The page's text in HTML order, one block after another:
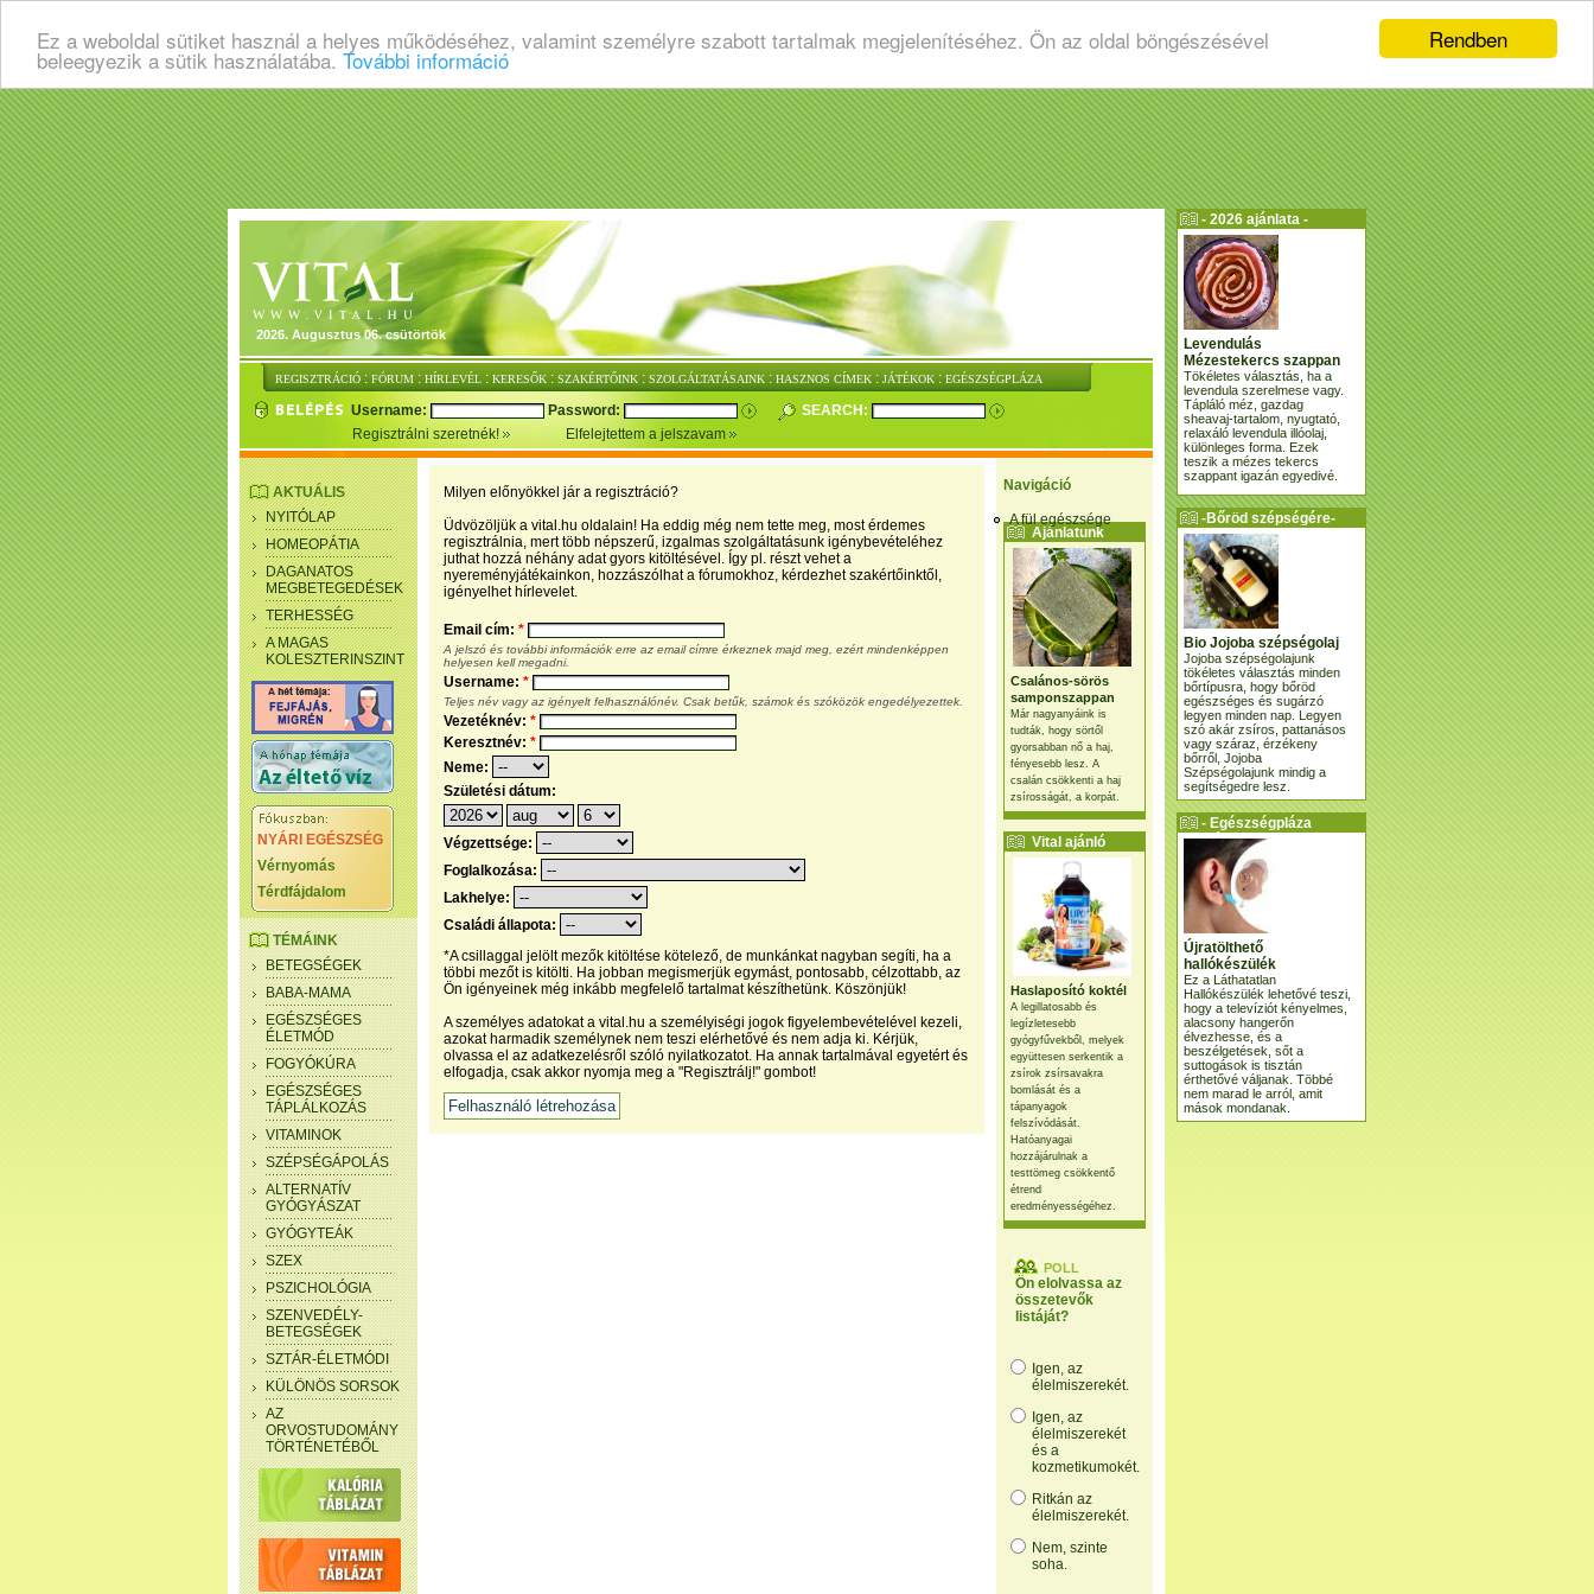
Rendben
Ez a weboldal sütiket használ a helyes működéséhez, valamint személyre szabott tartalmak megjelenítéséhez. Ön az oldal böngészésével
beleegyezik a sütik használatába. További információ
2026. Augusztus 06. csütörtök
REGISZTRÁCIÓ : FÓRUM : HÍRLEVÉL : KERESŐK : SZAKÉRTŐINK : SZOLGÁLTATÁSAINK : HASZNOS CÍMEK : JÁTÉKOK : EGÉSZSÉGPLÁZA
Username: Password:
SEARCH:
Regisztrálni szeretnék!
Elfelejtettem a jelszavam
Navigáció
A fül egészsége
Ajánlatunk
Csalános-sörös
samponszappan
Már nagyanyáink is
tudták, hogy sörtől
gyorsabban nő a haj,
fényesebb lesz. A
csalán csökkenti a haj
zsírosságát, a korpát.
Vital ajánló
Haslaposító koktél
A legillatosabb és
legízletesebb
gyógyfűvekből, melyek
együttesen serkentik a
zsírok zsírsavakra
bomlását és a
tápanyagok
felszívódását.
Hatóanyagai
hozzájárulnak a
testtömeg csökkentő
étrend
eredményességéhez.
POLL
Ön elolvassa az
összetevők
listáját?
Igen, az
élelmiszerekét.
Igen, az
élelmiszerekét
és a
kozmetikumokét.
Ritkán az
élelmiszerekét.
Nem, szinte
soha.
AKTUÁLIS
NYITÓLAP
HOMEOPÁTIA
DAGANATOS
MEGBETEGEDÉSEK
TERHESSÉG
A MAGAS
KOLESZTERINSZINT
NYÁRI EGÉSZSÉG
Vérnyomás
Térdfájdalom
TÉMÁINK
BETEGSÉGEK
BABA-MAMA
EGÉSZSÉGES
ÉLETMÓD
FOGYÓKÚRA
EGÉSZSÉGES
TÁPLÁLKOZÁS
VITAMINOK
SZÉPSÉGÁPOLÁS
ALTERNATÍV
GYÓGYÁSZAT
GYÓGYTEÁK
SZEX
PSZICHOLÓGIA
SZENVEDÉLY-
BETEGSÉGEK
SZTÁR-ÉLETMÓDI
KÜLÖNÖS SORSOK
AZ
ORVOSTUDOMÁNY
TÖRTÉNETÉBŐL
Milyen előnyökkel jár a regisztráció?
Üdvözöljük a vital.hu oldalain! Ha eddig még nem tette meg, most érdemes
regisztrálnia, mert több népszerű, izgalmas szolgáltatásunk igénybevételéhez
juthat hozzá néhány adat gyors kitöltésével. Így pl. részt vehet a
nyereményjátékainkon, hozzászólhat a fórumokhoz, kérdezhet szakértőinktől,
igényelhet hírlevelet.
Email cím: *
A jelszó és további információk erre az email címre érkeznek majd meg, ezért mindenképpen
helyesen kell megadni.
Username: *
Teljes név vagy az igényelt felhasználónév. Csak betűk, számok és szóközök engedélyezettek.
Vezetéknév: *
Keresztnév: *
Neme:
Születési dátum:
Végzettsége:
Foglalkozása:
Lakhelye:
Családi állapota:
*A csillaggal jelölt mezők kitöltése kötelező, de munkánkat nagyban segíti, ha a
többi mezőt is kitölti. Ha jobban megismerjük egymást, pontosabb, célzottabb, az
Ön igényeinek még inkább megfelelő tartalmat készíthetünk. Köszönjük!
A személyes adatokat a vital.hu a személyiségi jogok figyelembevételével kezeli,
azokat harmadik személynek nem teszi elérhetővé és nem adja ki. Kérjük,
olvassa el az adatkezelésről szóló nyilatkozatot. Ha annak tartalmával egyetért és
elfogadja, csak akkor nyomja meg a "Regisztrálj!" gombot!
- 2026 ajánlata -
Levendulás
Mézestekercs szappan
Tökéletes választás, ha a
levendula szerelmese vagy.
Tápláló méz, gazdag
sheavaj-tartalom, nyugtató,
relaxáló levendula illóolaj,
különleges forma. Ezek
teszik a mézes tekercs
szappant igazán egyedivé.
-Bőröd szépségére-
Bio Jojoba szépségolaj
Jojoba szépségolajunk
tökéletes választás minden
bőrtípusra, hogy bőröd
egészséges és sugárzó
legyen minden nap. Legyen
szó akár zsíros, pattanásos
vagy száraz, érzékeny
bőrről, Jojoba
Szépségolajunk mindig a
segítségedre lesz.
- Egészségpláza
ajánlatunk -
Újratölthető
hallókészülék
Ez a Láthatatlan
Hallókészülék lehetővé teszi,
hogy a televíziót kényelmes,
alacsony hangerőn
élvezhesse, és a
beszélgetések, sőt a
suttogások is tisztán
érthetővé váljanak. Többé
nem marad le arról, amit
mások mondanak.